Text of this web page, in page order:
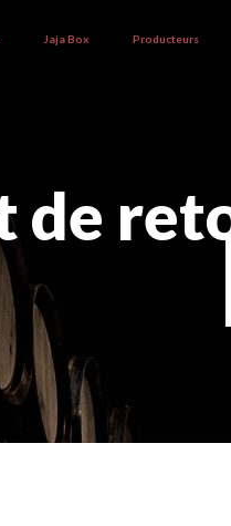
Jaja Box Producteurs
de